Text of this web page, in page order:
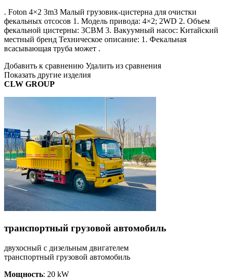
. Foton 4×2 3m3 Малый грузовик-цистерна для очистки
фекальных отсосов 1. Модель привода: 4×2; 2WD 2. Объем
фекальной цистерны: 3CBM 3. Вакуумный насос: Китайский
местный бренд Техническое описание: 1. Фекальная
всасывающая труба может .
Добавить к сравнению Удалить из сравнения
Показать другие изделия
CLW GROUP
транспортный грузовой автомобиль
двухосный с дизельным двигателем
транспортный грузовой автомобиль
Мощность: 20 kW